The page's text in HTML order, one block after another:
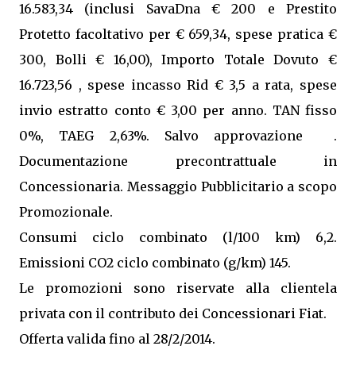
16.583,34 (inclusi SavaDna € 200 e Prestito
Protetto facoltativo per € 659,34, spese pratica €
300, Bolli € 16,00), Importo Totale Dovuto €
16.723,56 , spese incasso Rid € 3,5 a rata, spese
invio estratto conto € 3,00 per anno. TAN fisso
0%, TAEG 2,63%. Salvo approvazione .
Documentazione precontrattuale in
Concessionaria. Messaggio Pubblicitario a scopo
Promozionale.
Consumi ciclo combinato (l/100 km) 6,2.
Emissioni CO2 ciclo combinato (g/km) 145.
Le promozioni sono riservate alla clientela
privata con il contributo dei Concessionari Fiat.
Offerta valida fino al 28/2/2014.